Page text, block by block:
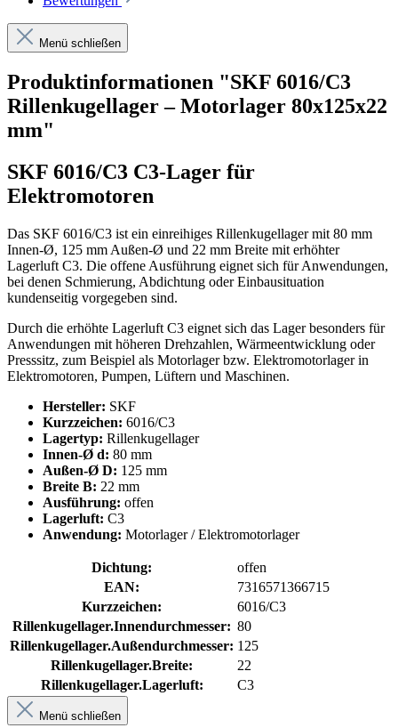
Menü schließen
Produktinformationen "SKF 6016/C3
Rillenkugellager – Motorlager 80x125x22
mm"
SKF 6016/C3 C3-Lager für
Elektromotoren
Das SKF 6016/C3 ist ein einreihiges Rillenkugellager mit 80 mm
Innen-Ø, 125 mm Außen-Ø und 22 mm Breite mit erhöhter
Lagerluft C3. Die offene Ausführung eignet sich für Anwendungen,
bei denen Schmierung, Abdichtung oder Einbausituation
kundenseitig vorgegeben sind.
Durch die erhöhte Lagerluft C3 eignet sich das Lager besonders für
Anwendungen mit höheren Drehzahlen, Wärmeentwicklung oder
Presssitz, zum Beispiel als Motorlager bzw. Elektromotorlager in
Elektromotoren, Pumpen, Lüftern und Maschinen.
Hersteller: SKF
Kurzzeichen: 6016/C3
Lagertyp: Rillenkugellager
Innen-Ø d: 80 mm
Außen-Ø D: 125 mm
Breite B: 22 mm
Ausführung: offen
Lagerluft: C3
Anwendung: Motorlager / Elektromotorlager
Dichtung:
offen
EAN:
7316571366715
Kurzzeichen:
6016/C3
Rillenkugellager.Innendurchmesser: 80
Rillenkugellager.Außendurchmesser: 125
Rillenkugellager.Breite:
22
Rillenkugellager.Lagerluft:
C3
Menü schließen